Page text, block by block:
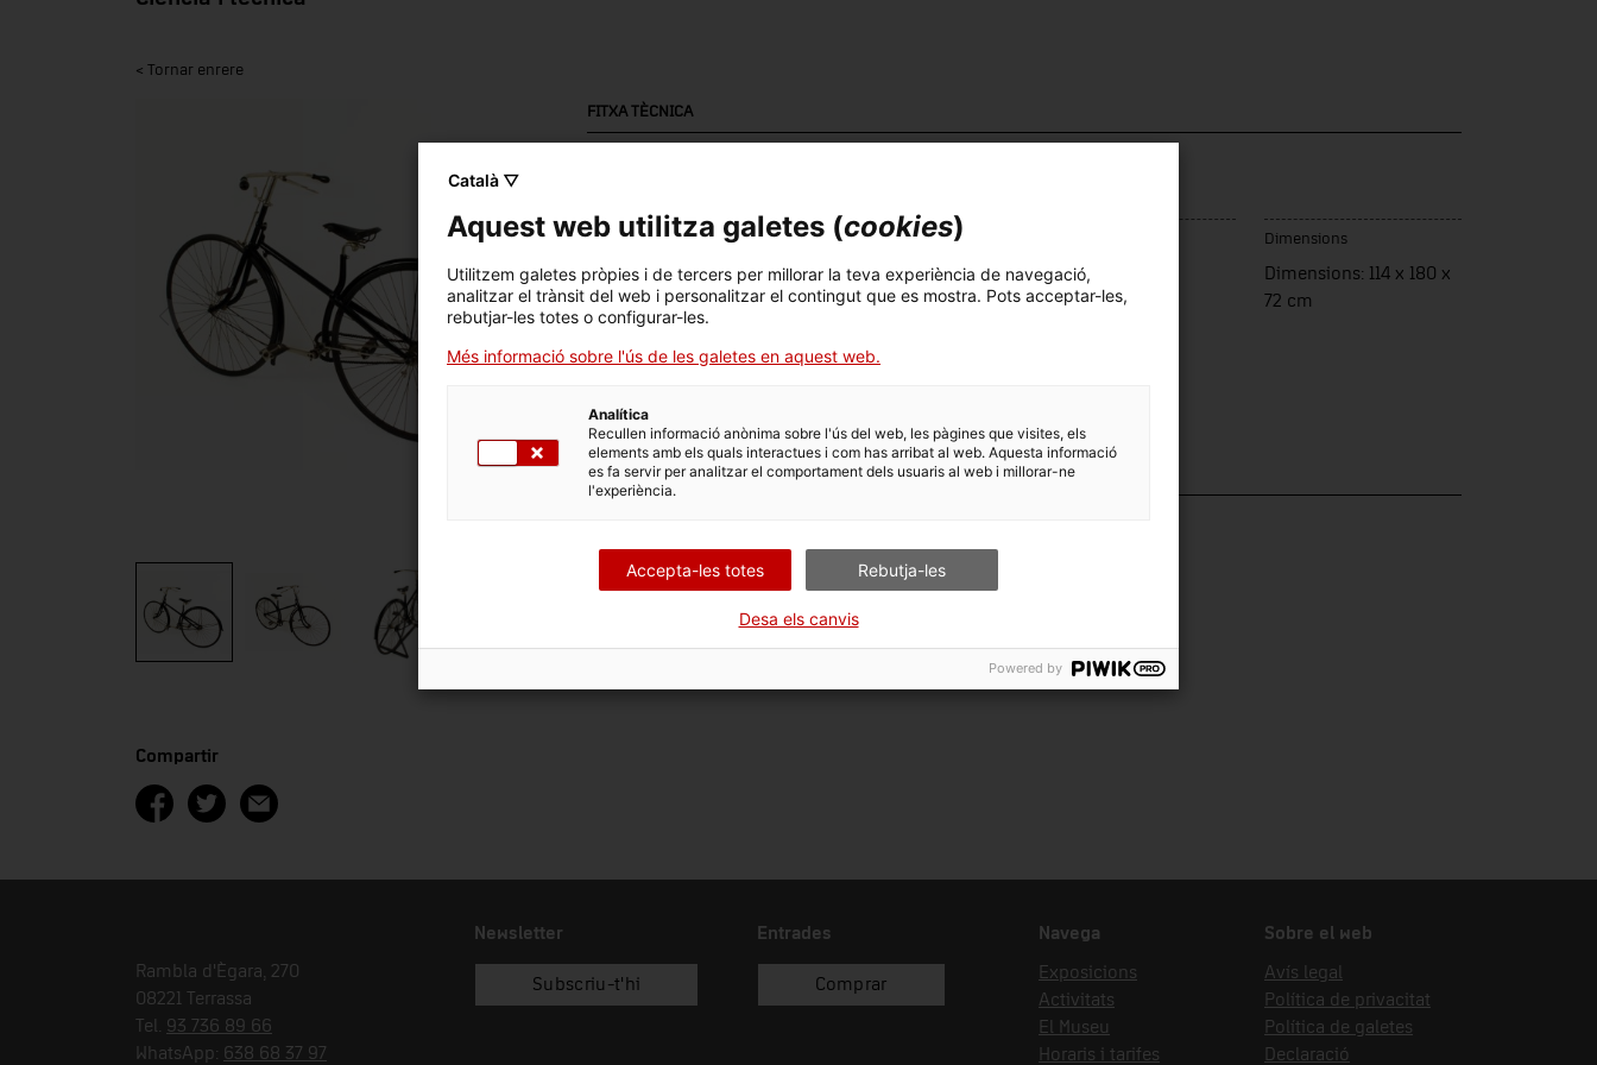
< Tornar enrere
FITXA TÈCNICA
Número d'inventari
8405
Datació
1886 França
Dimensions
Dimensions: 114 x 180 x
72 cm
Material
DADES DEL MUSEU
Ciència i tècnica
Compartir
Rambla d'Ègara, 270
08221 Terrassa
Tel. 93 736 89 66
WhatsApp: 638 68 37 97
Newsletter
Subscriu-t'hi
Entrades
Comprar
Navega
Exposicions
Activitats
El Museu
Horaris i tarifes
Sobre el web
Avís legal
Política de privacitat
Política de galetes
Declaració
Català ▽
Aquest web utilitza galetes (cookies)
Utilitzem galetes pròpies i de tercers per millorar la teva experiència de navegació,
analitzar el trànsit del web i personalitzar el contingut que es mostra. Pots acceptar-les,
rebutjar-les totes o configurar-les.
Més informació sobre l'ús de les galetes en aquest web.
Analítica
Recullen informació anònima sobre l'ús del web, les pàgines que visites, els
elements amb els quals interactues i com has arribat al web. Aquesta informació
es fa servir per analitzar el comportament dels usuaris al web i millorar-ne
l'experiència.
Accepta-les totes Rebutja-les
Desa els canvis
Powered by